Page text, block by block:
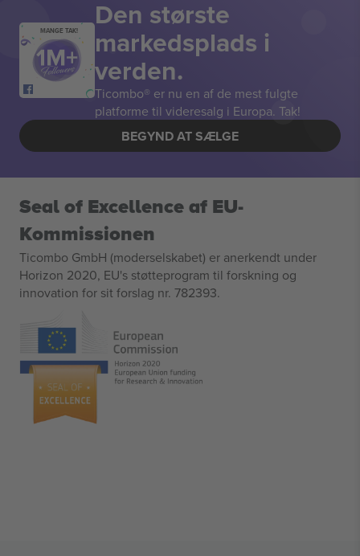
MANGE TAK! Den største
markedsplads i
verden.
Ticombo® er nu en af de mest fulgte
platforme til videresalg i Europa. Tak!
BEGYND AT SÆLGE
Seal of Excellence af EU-
Kommissionen
Ticombo GmbH (moderselskabet) er anerkendt under
Horizon 2020, EU's støtteprogram til forskning og
innovation for sit forslag nr. 782393.